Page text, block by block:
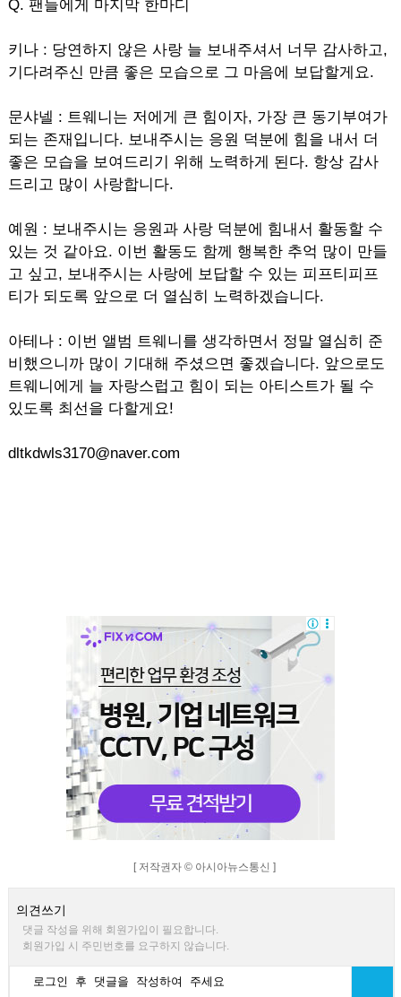
Q. 팬들에게 마지막 한마디
키나 : 당연하지 않은 사랑 늘 보내주셔서 너무 감사하고,
기다려주신 만큼 좋은 모습으로 그 마음에 보답할게요.
문샤넬 : 트웨니는 저에게 큰 힘이자, 가장 큰 동기부여가
되는 존재입니다. 보내주시는 응원 덕분에 힘을 내서 더
좋은 모습을 보여드리기 위해 노력하게 된다. 항상 감사
드리고 많이 사랑합니다.
예원 : 보내주시는 응원과 사랑 덕분에 힘내서 활동할 수
있는 것 같아요. 이번 활동도 함께 행복한 추억 많이 만들
고 싶고, 보내주시는 사랑에 보답할 수 있는 피프티피프
티가 되도록 앞으로 더 열심히 노력하겠습니다.
아테나 : 이번 앨범 트웨니를 생각하면서 정말 열심히 준
비했으니까 많이 기대해 주셨으면 좋겠습니다. 앞으로도
트웨니에게 늘 자랑스럽고 힘이 되는 아티스트가 될 수
있도록 최선을 다할게요!
dltkdwls3170@naver.com
[ 저작권자 © 아시아뉴스통신 ]
의견쓰기
댓글 작성을 위해 회원가입이 필요합니다.
회원가입 시 주민번호를 요구하지 않습니다.